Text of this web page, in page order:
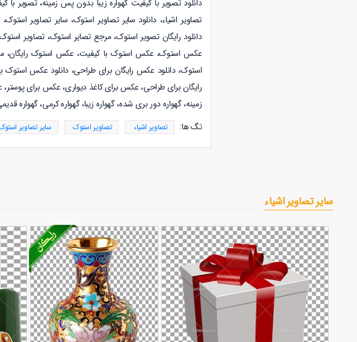
دانلود تصویر با کیفیت گهواره زیبا بدون پس زمینه،تصویر با
تصاویر اشیاء، دانلود سایر تصاویر استوک، سایر تصاویر استوک،
دانلود رایگان تصویر استوک، مرجع تصایر استوک، تصاویر
عکس استوک، عکس استوک با کیفیت، عکس استوک رایگان،
استوک، دانلود عکس رایگان برای طراحی، دانلود عکس
رایگان برای طراحی، عکس برای کاغذ دیواری، عکس برای
زمینه، گهواره دور بری شده، گهواره زیبا، گهواره کرمی، گهواره
تگ ها:
تصاویر اشیاء تصاویر استوک سایر تصاویر
سایر تصاویر اشیاء